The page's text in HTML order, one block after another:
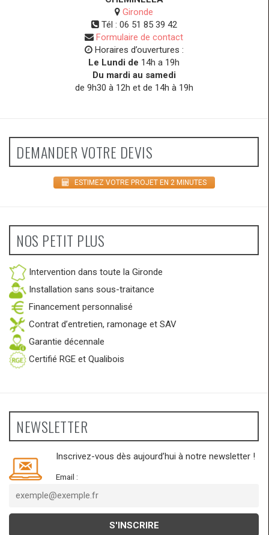
Gironde
Tél : 06 51 85 39 42
Formulaire de contact
Horaires d’ouvertures :
Le Lundi de 14h a 19h
Du mardi au samedi
de 9h30 à 12h et de 14h à 19h
DEMANDER VOTRE DEVIS
ESTIMEZ VOTRE PROJET EN 2 MINUTES
NOS PETIT PLUS
Intervention dans toute la Gironde
Installation sans sous-traitance
Financement personnalisé
Contrat d’entretien, ramonage et SAV
Garantie décennale
Certifié RGE et Qualibois
NEWSLETTER
Inscrivez-vous dès aujourd’hui à notre newsletter !
Email :